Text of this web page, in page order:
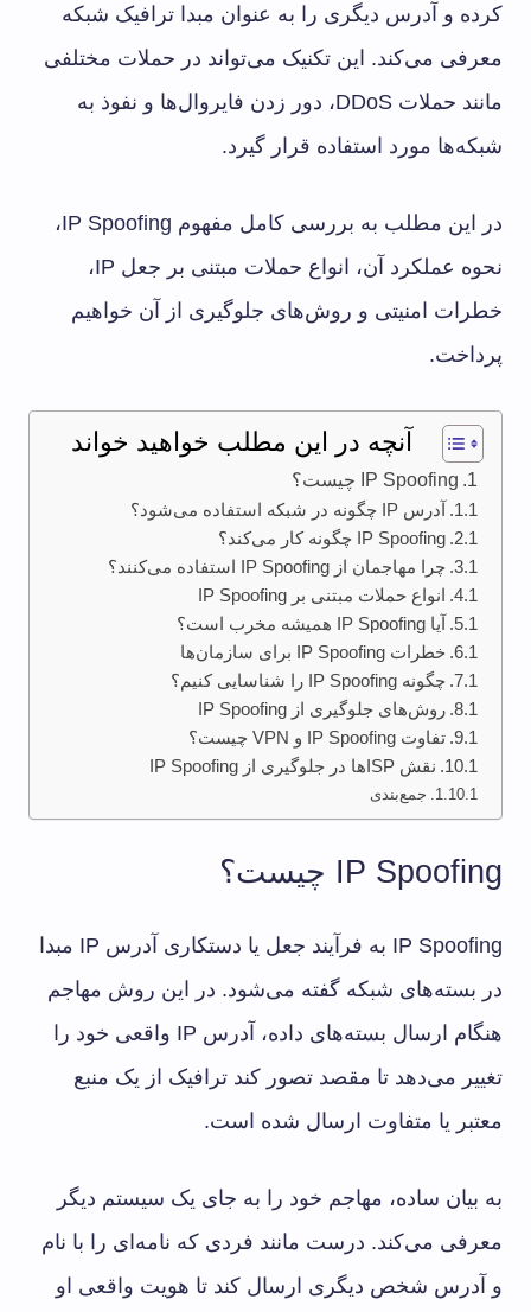
کرده و آدرس دیگری را به عنوان مبدا ترافیک شبکه
معرفی می‌کند. این تکنیک می‌تواند در حملات مختلفی
مانند حملات DDoS، دور زدن فایروال‌ها و نفوذ به
شبکه‌ها مورد استفاده قرار گیرد.
در این مطلب به بررسی کامل مفهوم IP Spoofing،
نحوه عملکرد آن، انواع حملات مبتنی بر جعل IP،
خطرات امنیتی و روش‌های جلوگیری از آن خواهیم
پرداخت.
آنچه در این مطلب خواهید خواند
IP Spoofing چیست؟
آدرس IP چگونه در شبکه استفاده می‌شود؟
IP Spoofing چگونه کار می‌کند؟
چرا مهاجمان از IP Spoofing استفاده می‌کنند؟
انواع حملات مبتنی بر IP Spoofing
آیا IP Spoofing همیشه مخرب است؟
خطرات IP Spoofing برای سازمان‌ها
چگونه IP Spoofing را شناسایی کنیم؟
روش‌های جلوگیری از IP Spoofing
تفاوت IP Spoofing و VPN چیست؟
نقش ISPها در جلوگیری از IP Spoofing
جمع‌بندی
IP Spoofing چیست؟
IP Spoofing به فرآیند جعل یا دستکاری آدرس IP مبدا
در بسته‌های شبکه گفته می‌شود. در این روش مهاجم
هنگام ارسال بسته‌های داده، آدرس IP واقعی خود را
تغییر می‌دهد تا مقصد تصور کند ترافیک از یک منبع
معتبر یا متفاوت ارسال شده است.
به بیان ساده، مهاجم خود را به جای یک سیستم دیگر
معرفی می‌کند. درست مانند فردی که نامه‌ای را با نام
و آدرس شخص دیگری ارسال کند تا هویت واقعی او